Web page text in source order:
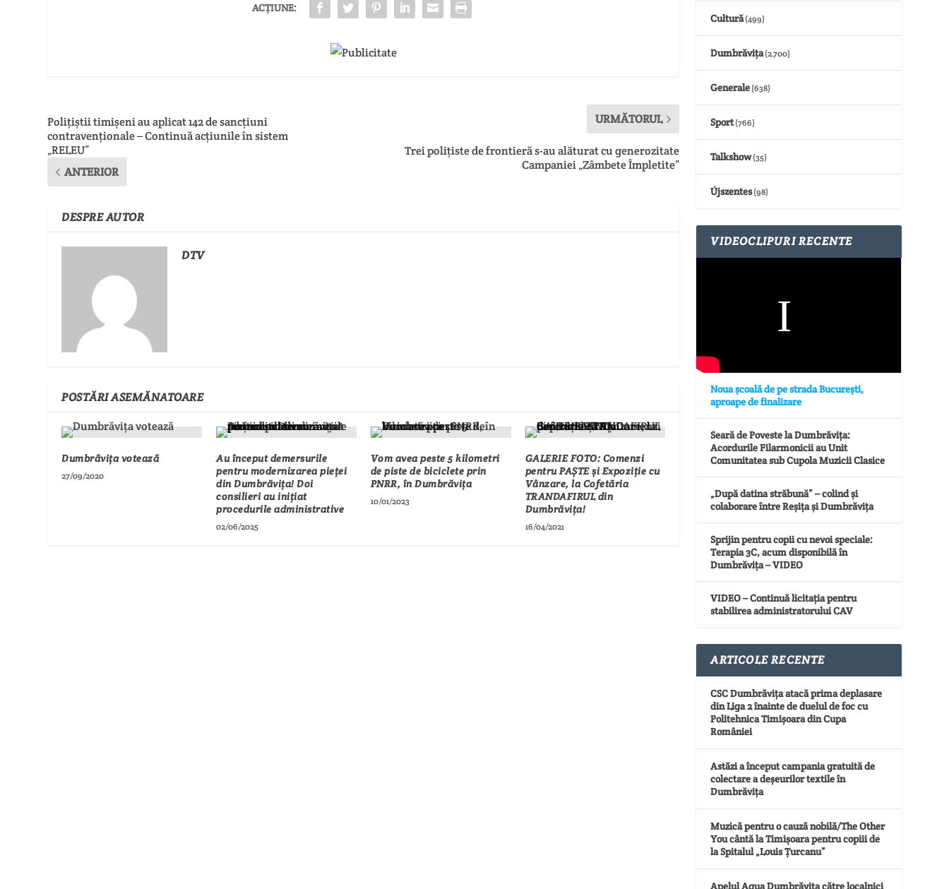
ACȚIUNE:
Polițiștii timișeni au aplicat 142 de sancțiuni
contravenționale – Continuă acțiunile în sistem
„RELEU”
ANTERIOR
URMĂTORUL
Trei polițiste de frontieră s-au alăturat cu generozitate
Campaniei „Zâmbete Împletite”
DESPRE AUTOR
DTV
POSTĂRI ASEMĂNATOARE
Dumbrăvița votează
27/09/2020
Au început demersurile
pentru modernizarea pieței
din Dumbrăvița! Doi
consilieri au inițiat
procedurile administrative
02/06/2025
Vom avea peste 5 kilometri
de piste de biciclete prin
PNRR, în Dumbrăvița
10/01/2023
GALERIE FOTO: Comenzi
pentru PAȘTE și Expoziție cu
Vânzare, la Cofetăria
TRANDAFIRUL din
Dumbrăvița!
16/04/2021
Cultură(499)
Dumbrăvița(2.700)
Generale (638)
Sport(766)
Talkshow(35)
Újszentes(98)
VIDEOCLIPURI RECENTE
Noua școală de pe strada București,
aproape de finalizare
Seară de Poveste la Dumbrăvița:
Acordurile Filarmonicii au Unit
Comunitatea sub Cupola Muzicii Clasice
„După datina străbună” – colind și
colaborare între Reșița și Dumbrăvița
Sprijin pentru copii cu nevoi speciale:
Terapia 3C, acum disponibilă în
Dumbrăvița – VIDEO
VIDEO – Continuă licitația pentru
stabilirea administratorului CAV
ARTICOLE RECENTE
CSC Dumbrăvița atacă prima deplasare
din Liga 2 înainte de duelul de foc cu
Politehnica Timișoara din Cupa
României
Astăzi a început campania gratuită de
colectare a deșeurilor textile în
Dumbrăvița
Muzică pentru o cauză nobilă/The Other
You cântă la Timișoara pentru copiii de
la Spitalul „Louis Țurcanu”
Apelul Aqua Dumbrăvița către localnici